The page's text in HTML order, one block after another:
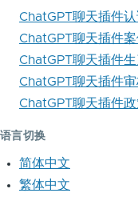
ChatGPT聊天插件认
ChatGPT聊天插件案
ChatGPT聊天插件
ChatGPT聊天插件
ChatGPT聊天插件政
语言切换
简体中文
繁体中文